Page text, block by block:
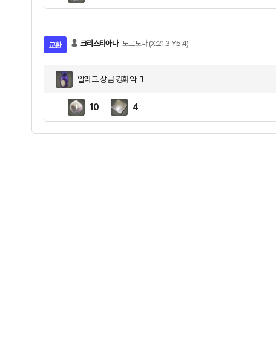
교환 크리스티아나 모르도나 (X:21.3 Y:5.4)
알라그 상급 경화약 1
10 4